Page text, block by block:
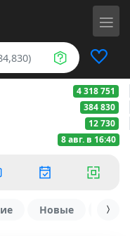
4 318 751
384 830
12 730
8 авг. в 16:40
Новые С